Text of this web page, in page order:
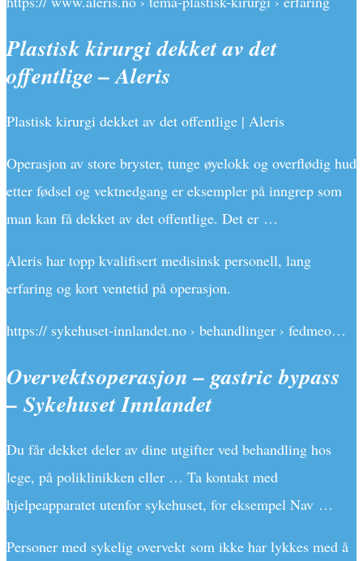
Plastisk kirurgi dekket av det
offentlige – Aleris
Plastisk kirurgi dekket av det offentlige | Aleris
Operasjon av store bryster, tunge øyelokk og overflødig hud
etter fødsel og vektnedgang er eksempler på inngrep som
man kan få dekket av det offentlige. Det er …
Aleris har topp kvalifisert medisinsk personell, lang
erfaring og kort ventetid på operasjon.
https:// sykehuset-innlandet.no › behandlinger › fedmeo…
Overvektsoperasjon – gastric bypass
– Sykehuset Innlandet
Du får dekket deler av dine utgifter ved behandling hos
lege, på poliklinikken eller … Ta kontakt med
hjelpeapparatet utenfor sykehuset, for eksempel Nav …
Personer med sykelig overvekt som ikke har lykkes med å